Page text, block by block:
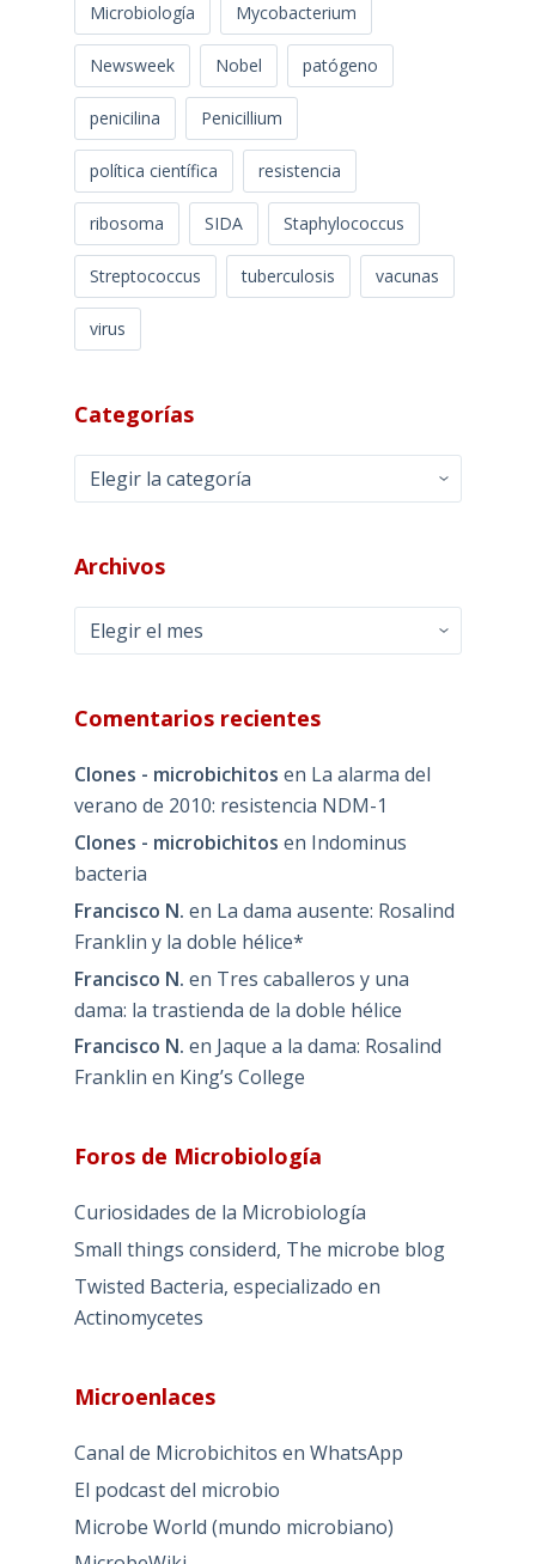
Microbiología Mycobacterium
Newsweek Nobel patógeno
penicilina Penicillium
política científica resistencia
ribosoma SIDA Staphylococcus
Streptococcus tuberculosis vacunas
virus
Categorías
Categorías
Archivos
Archivos
Comentarios recientes
Clones - microbichitos en La alarma del
verano de 2010: resistencia NDM-1
Clones - microbichitos en Indominus
bacteria
Francisco N. en La dama ausente: Rosalind
Franklin y la doble hélice*
Francisco N. en Tres caballeros y una
dama: la trastienda de la doble hélice
Francisco N. en Jaque a la dama: Rosalind
Franklin en King’s College
Foros de Microbiología
Curiosidades de la Microbiología
Small things considerd, The microbe blog
Twisted Bacteria, especializado en
Actinomycetes
Microenlaces
Canal de Microbichitos en WhatsApp
El podcast del microbio
Microbe World (mundo microbiano)